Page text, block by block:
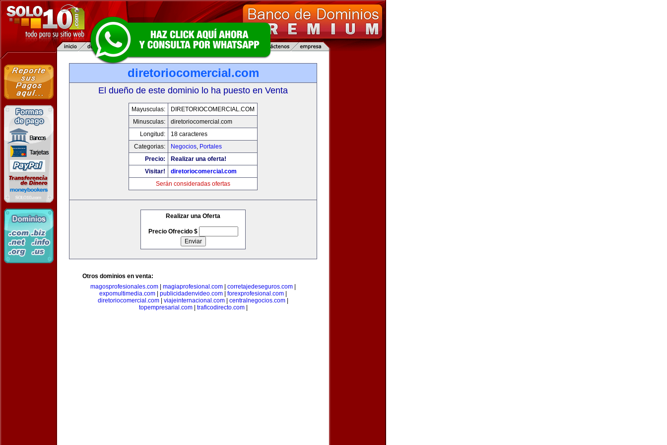
diretoriocomercial.com
El dueño de este dominio lo ha puesto en Venta
Mayusculas:
DIRETORIOCOMERCIAL.COM
Minusculas:
diretoriocomercial.com
Longitud:
18 caracteres
Categorias:
Negocios, Portales
Precio:
Realizar una oferta!
Visitar!
diretoriocomercial.com
Serán consideradas ofertas
Realizar una Oferta
Precio Ofrecido $
Otros dominios en venta:
magosprofesionales.com
magiaprofesional.com corretajedeseguros.com
expomultimedia.com
publicidadenvideo.com forexprofesional.com
diretoriocomercial.com
viajeinternacional.com centralnegocios.com
topempresarial.com| traficodirecto.com|